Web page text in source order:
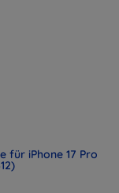
für iPhone 17 Pro